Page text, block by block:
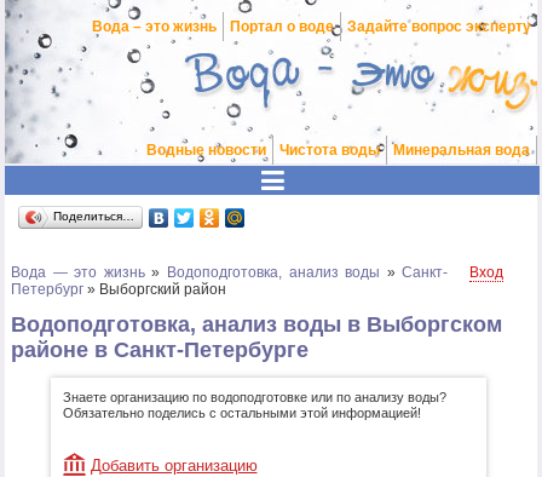
Вода – это жизнь Портал о воде Задайте вопрос эксперту
Водные новости Чистота воды Минеральная вода
Поделиться…
Вода — это жизнь» Водоподготовка, анализ воды »Санкт-
Петербург » Выборгский район
Вход
Водоподготовка, анализ воды в Выборгском
районе в Санкт-Петербурге
Знаете организацию по водоподготовке или по анализу воды?
Обязательно поделись с остальными этой информацией!
Добавить организацию